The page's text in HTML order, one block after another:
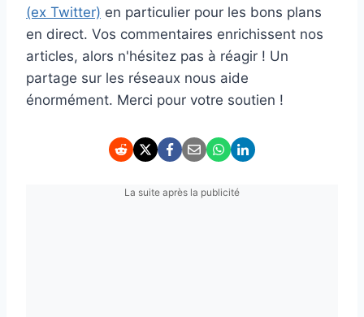
(ex Twitter) en particulier pour les bons plans
en direct. Vos commentaires enrichissent nos
articles, alors n'hésitez pas à réagir ! Un
partage sur les réseaux nous aide
énormément. Merci pour votre soutien !
La suite après la publicité